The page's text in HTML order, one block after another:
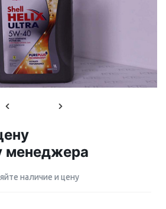
менеджера
наличие и цену